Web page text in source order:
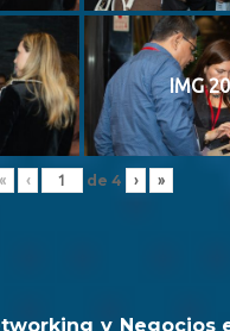
IMG
« ‹ de 4 › »
y Negocios